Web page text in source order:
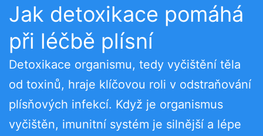
Jak detoxikace pomáhá
při léčbě plísní
Detoxikace organismu, tedy vyčištění těla
od toxinů, hraje klíčovou roli v odstraňování
plísňových infekcí. Když je organismus
vyčištěn, imunitní systém je silnější a lépe